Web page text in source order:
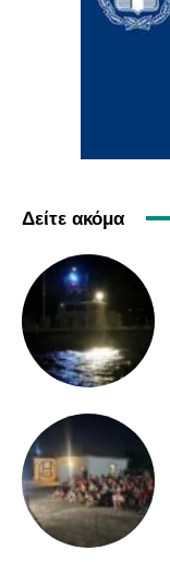
Δείτε ακόμα